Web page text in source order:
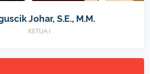
Johar, S.E., M.M.
KETUA I